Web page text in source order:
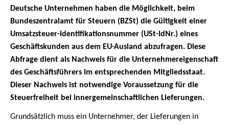
Deutsche Unternehmen haben die Möglichkeit, beim
Bundeszentralamt für Steuern (BZSt) die Gültigkeit einer
Umsatzsteuer-Identifikationsnummer (USt-IdNr.) eines
Geschäftskunden aus dem EU-Ausland abzufragen. Diese
Abfrage dient als Nachweis für die Unternehmereigenschaft
des Geschäftsführers im entsprechenden Mitgliedsstaat.
Dieser Nachweis ist notwendige Voraussetzung für die
Steuerfreiheit bei innergemeinschaftlichen Lieferungen.
Grundsätzlich muss ein Unternehmer, der Lieferungen in